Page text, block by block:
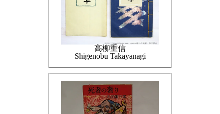
高柳重信
Shigenobu Takayanagi